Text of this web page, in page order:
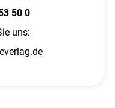
50 0
uns: